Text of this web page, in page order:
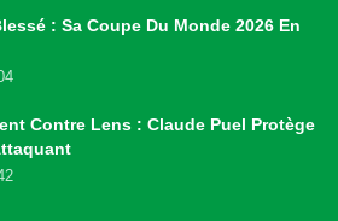
: Sa Coupe Du Monde 2026 En
Contre Lens : Claude Puel Protège